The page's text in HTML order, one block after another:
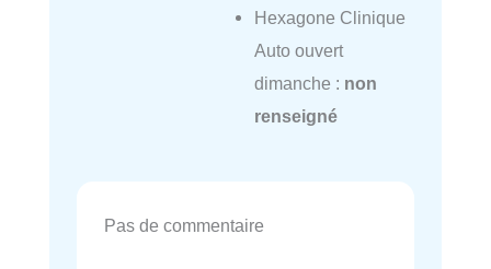
Hexagone Clinique
Auto ouvert
dimanche : non
renseigné
Pas de commentaire